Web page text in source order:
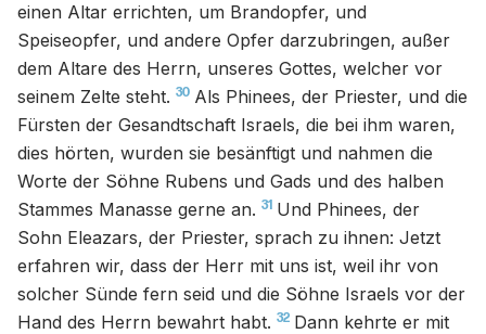
einen Altar errichten, um Brandopfer, und
Speiseopfer, und andere Opfer darzubringen, außer
dem Altare des Herrn, unseres Gottes, welcher vor
seinem Zelte steht. 30 Als Phinees, der Priester, und die
Fürsten der Gesandtschaft Israels, die bei ihm waren,
dies hörten, wurden sie besänftigt und nahmen die
Worte der Söhne Rubens und Gads und des halben
Stammes Manasse gerne an. 31 Und Phinees, der
Sohn Eleazars, der Priester, sprach zu ihnen: Jetzt
erfahren wir, dass der Herr mit uns ist, weil ihr von
solcher Sünde fern seid und die Söhne Israels vor der
Hand des Herrn bewahrt habt. 32 Dann kehrte er mit